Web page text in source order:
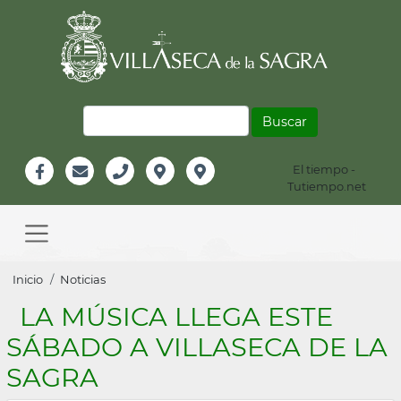
Información
Header
El tiempo -
Tutiempo.net
navigation
Sobrescribir
enlaces
de
ayuda
Inicio Noticias
LA MÚSICA LLEGA ESTE
SÁBADO A VILLASECA DE LA
SAGRA